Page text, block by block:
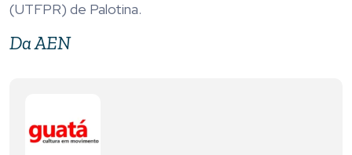
(UTFPR) de Palotina.
Da AEN